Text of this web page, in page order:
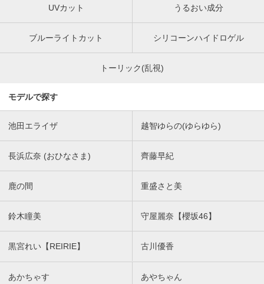
UVカット うるおい成分
ブルーライトカット シリコーンハイドロゲル
トーリック(乱視)
モデルで探す
池田エライザ 越智ゆらの(ゆらゆら)
長浜広奈 (おひなさま) 齊藤早紀
鹿の間 重盛さと美
鈴木瞳美 守屋麗奈【櫻坂46】
黒宮れい【REIRIE】 古川優香
あかちゃす あやちゃん